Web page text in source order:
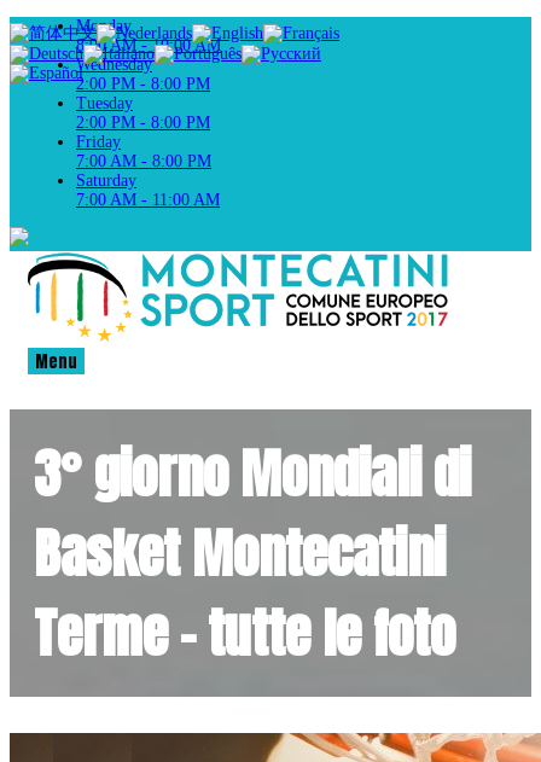
Monday
8:00 AM - 10:00 AM
Wednesday
2:00 PM - 8:00 PM
Tuesday
2:00 PM - 8:00 PM
Friday
7:00 AM - 8:00 PM
Saturday
7:00 AM - 11:00 AM
Menu
3° giorno Mondiali di
Basket Montecatini
Terme - tutte le foto